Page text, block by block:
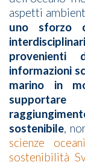
aspetti
uno sforzo
informazioni
marino in
sostenibile,
scienze
sostenibilità